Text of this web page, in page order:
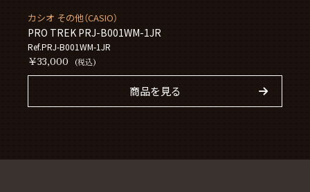
カシオ その他（CASIO）
PRO TREK PRJ-B001WM-1JR
Ref.PRJ-B001WM-1JR
￥33,000 (税込)
商品を見る